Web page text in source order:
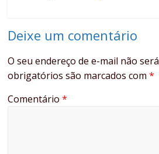
Deixe um comentário
O seu endereço de e-mail não
obrigatórios são marcados com*
Comentário*